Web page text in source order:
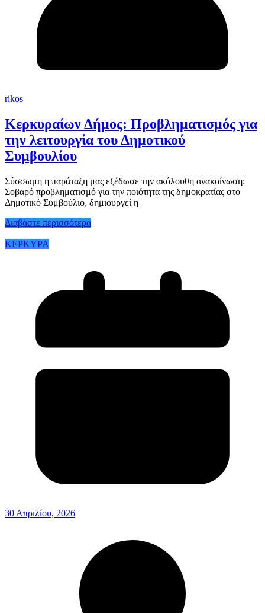
rikos
Κερκυραίων Δήμος: Προβληματισμός για
την λειτουργία του Δημοτικού
Συμβουλίου
Σύσσωμη η παράταξη μας εξέδωσε την ακόλουθη ανακοίνωση:
Σοβαρό προβληματισμό για την ποιότητα της δημοκρατίας στο
Δημοτικό Συμβούλιο, δημιουργεί η
Διαβάστε περισσότερα
ΚΕΡΚΥΡΑ
30 Απριλίου, 2026